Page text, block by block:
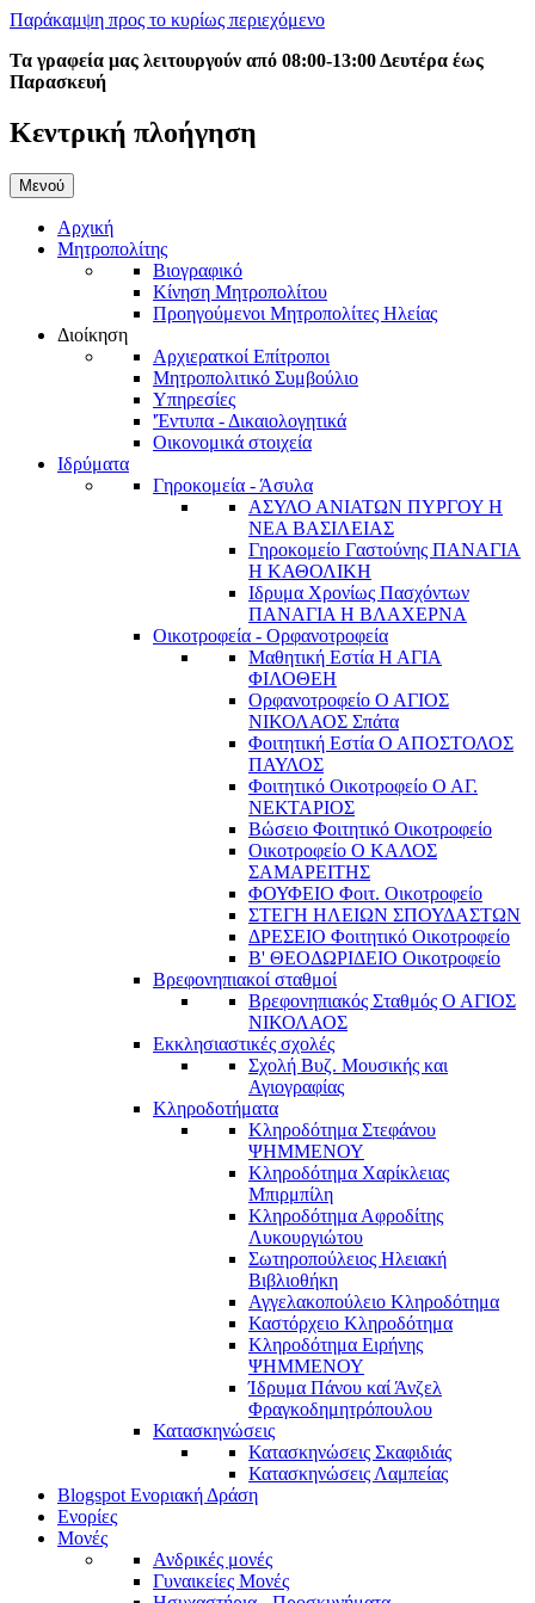
Παράκαμψη προς το κυρίως περιεχόμενο
Τα γραφεία μας λειτουργούν από 08:00-13:00 Δευτέρα έως
Παρασκευή
Κεντρική πλοήγηση
Μενού
Αρχική
Μητροπολίτης
Βιογραφικό
Κίνηση Μητροπολίτου
Προηγούμενοι Μητροπολίτες Ηλείας
Διοίκηση
Αρχιερατκοί Επίτροποι
Μητροπολιτικό Συμβούλιο
Υπηρεσίες
'Έντυπα - Δικαιολογητικά
Οικονομικά στοιχεία
Ιδρύματα
Γηροκομεία - Άσυλα
ΑΣΥΛΟ ΑΝΙΑΤΩΝ ΠΥΡΓΟΥ Η
ΝΕΑ ΒΑΣΙΛΕΙΑΣ
Γηροκομείο Γαστούνης ΠΑΝΑΓΙΑ
Η ΚΑΘΟΛΙΚΗ
Ιδρυμα Χρονίως Πασχόντων
ΠΑΝΑΓΙΑ Η ΒΛΑΧΕΡΝΑ
Οικοτροφεία - Ορφανοτροφεία
Μαθητική Εστία Η ΑΓΙΑ
ΦΙΛΟΘΕΗ
Ορφανοτροφείο Ο ΑΓΙΟΣ
ΝΙΚΟΛΑΟΣ Σπάτα
Φοιτητική Εστία Ο ΑΠΟΣΤΟΛΟΣ
ΠΑΥΛΟΣ
Φοιτητικό Οικοτροφείο Ο ΑΓ.
ΝΕΚΤΑΡΙΟΣ
Βώσειο Φοιτητικό Οικοτροφείο
Οικοτροφείο Ο ΚΑΛΟΣ
ΣΑΜΑΡΕΙΤΗΣ
ΦΟΥΦΕΙΟ Φοιτ. Οικοτροφείο
ΣΤΕΓΗ ΗΛΕΙΩΝ ΣΠΟΥΔΑΣΤΩΝ
ΔΡΕΣΕΙΟ Φοιτητικό Οικοτροφείο
Β' ΘΕΟΔΩΡΙΔΕΙΟ Οικοτροφείο
Βρεφονηπιακοί σταθμοί
Βρεφονηπιακός Σταθμός Ο ΑΓΙΟΣ
ΝΙΚΟΛΑΟΣ
Εκκλησιαστικές σχολές
Σχολή Βυζ. Μουσικής και
Αγιογραφίας
Κληροδοτήματα
Κληροδότημα Στεφάνου
ΨΗΜΜΕΝΟΥ
Κληροδότημα Χαρίκλειας
Μπιρμπίλη
Κληροδότημα Αφροδίτης
Λυκουργιώτου
Σωτηροπούλειος Ηλειακή
Βιβλιοθήκη
Αγγελακοπούλειο Κληροδότημα
Καστόρχειο Κληροδότημα
Κληροδότημα Ειρήνης
ΨΗΜΜΕΝΟΥ
Ίδρυμα Πάνου καί Άνζελ
Φραγκοδημητρόπουλου
Κατασκηνώσεις
Κατασκηνώσεις Σκαφιδιάς
Κατασκηνώσεις Λαμπείας
Blogspot Ενοριακή Δράση
Ενορίες
Μονές
Ανδρικές μονές
Γυναικείες Μονές